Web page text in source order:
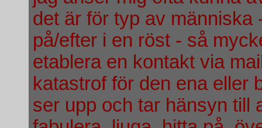
det är för typ av
på/efter i en röst - så
etablera en kontakt via
katastrof för den ena eller
ser upp och tar hänsyn till